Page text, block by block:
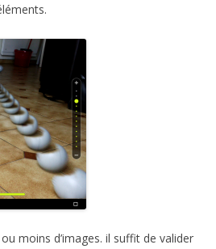
moins d’images. il suffit de valider